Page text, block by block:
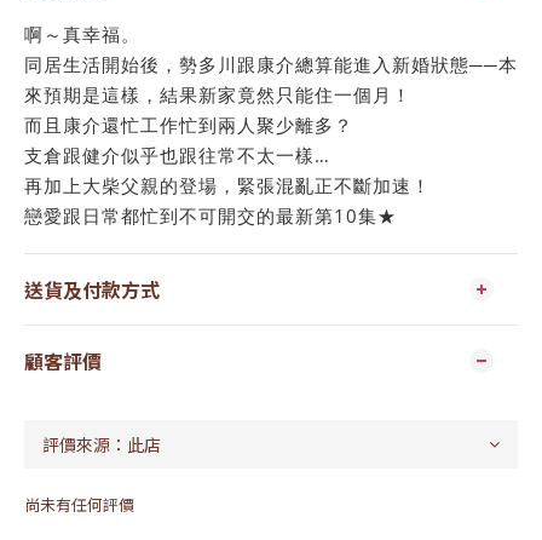
啊～真幸福。
同居生活開始後，勢多川跟康介總算能進入新婚狀態──本
來預期是這樣，結果新家竟然只能住一個月！
而且康介還忙工作忙到兩人聚少離多？
支倉跟健介似乎也跟往常不太一樣…
再加上大柴父親的登場，緊張混亂正不斷加速！
戀愛跟日常都忙到不可開交的最新第10集★
送貨及付款方式
顧客評價
尚未有任何評價